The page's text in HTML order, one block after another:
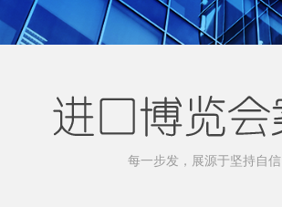
每一步发，展源于坚持自信